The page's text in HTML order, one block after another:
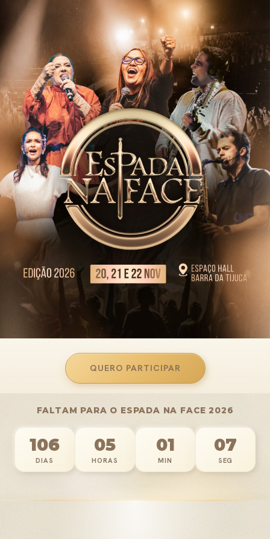
QUERO PARTICIPAR
FALTAM PARA O ESPADA NA FACE 2026
106
DIAS
05
HORAS
01
MIN
02
SEG